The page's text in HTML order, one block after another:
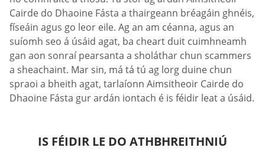
Cairde do Dhaoine Fásta a thairgeann bréagáin ghnéis,
físeáin agus go leor eile. Ag an am céanna, agus an
suíomh seo á úsáid agat, ba cheart duit cuimhneamh
gan aon sonraí pearsanta a sholáthar chun scammers
a sheachaint. Mar sin, má tá tú ag lorg duine chun
spraoi a bheith agat, tarlaíonn Aimsitheoir Cairde do
Dhaoine Fásta gur ardán iontach é is féidir leat a úsáid.
IS FÉIDIR LE DO ATHBHREITHNIÚ